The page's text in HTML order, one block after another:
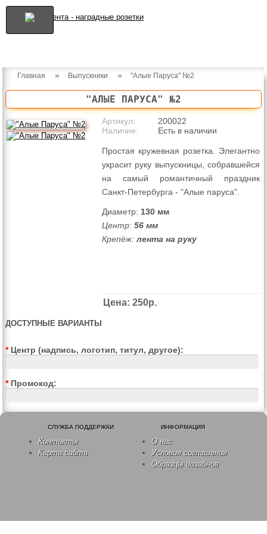
Главная » Выпускники » "Алые Паруса" №2
"АЛЫЕ ПАРУСА" №2
Артикул:
200022
Наличие:
Есть в наличии
Простая кружевная розетка. Элегантно
украсит руку выпускницы, собравшейся
на самый романтичный праздник
Санкт-Петербурга - "Алые паруса".
Диаметр: 130 мм
Центр: 56 мм
Крепёж:лента на руку
Цена: 250р.
ДОСТУПНЫЕ ВАРИАНТЫ
* Центр (надпись, логотип, титул, другое):
* Промокод:
СЛУЖБА ПОДДЕРЖКИ
Контакты
Карта сайта
ИНФОРМАЦИЯ
О нас
Условия соглашения
Образцы дизайнов